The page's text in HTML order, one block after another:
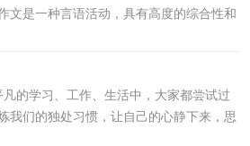
文是一种言语活动，具有高度的综合性和
写作文感到非常苦恼吧，下面...
的学习、工作、生活中，大家都尝试过
我们的独处习惯，让自己的心静下来，思
作文是一个让许多人都头痛...